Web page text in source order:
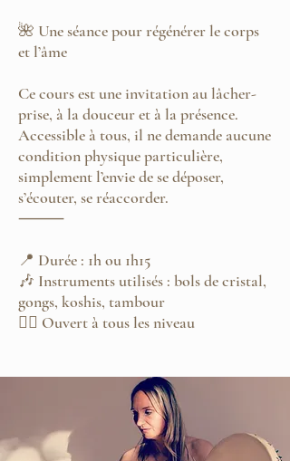
🌺 Une séance pour régénérer le corps
et l’âme
Ce cours est une invitation au lâcher-
prise, à la douceur et à la présence.
Accessible à tous, il ne demande aucune
condition physique particulière,
simplement l’envie de se déposer,
s’écouter, se réaccorder.
⸻
📍 Durée : 1h ou 1h15
🎶 Instruments utilisés : bols de cristal,
gongs, koshis, tambour
🧘‍♀ Ouvert à tous les niveau